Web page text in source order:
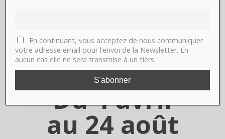
Musée d’Art
Moderne.
Du 4 avril
au 24 août
En continuant, vous acceptez de nous communiquer
votre adresse email pour l’envoi de la Newsletter. En
aucun cas elle ne sera transmise à un tiers.